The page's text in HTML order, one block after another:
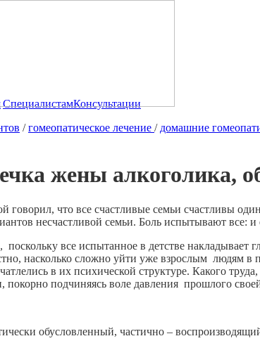
СпециалистамКонсультации
/гомеопатическое лечение / домашние
жены алкоголика,
что все счастливые семьи счастливы
несчастливой семьи. Боль испытывают
все испытанное в детстве накладывает
насколько сложно уйти уже взрослым людям в
в их психической структуре. Какого
подчиняясь воле давления прошлого
обусловленный, частично –